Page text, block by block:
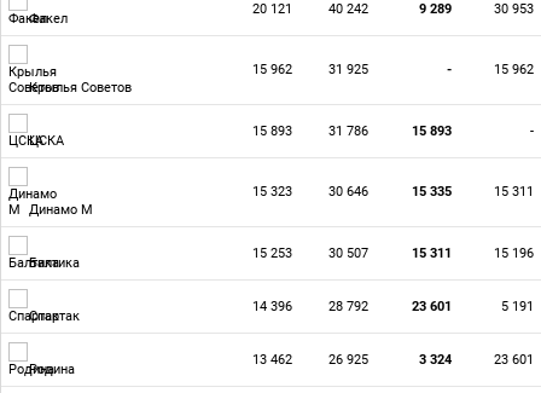
Факел
20 121 40 242 9 289 30 953
Крылья Советов
15 962 31 925 - 15 962
ЦСКА
15 893 31 786 15 893 -
Динамо М
15 323 30 646 15 335 15 311
Балтика
15 253 30 507 15 311 15 196
Спартак
14 396 28 792 23 601 5 191
Родина
13 462 26 925 3 324 23 601